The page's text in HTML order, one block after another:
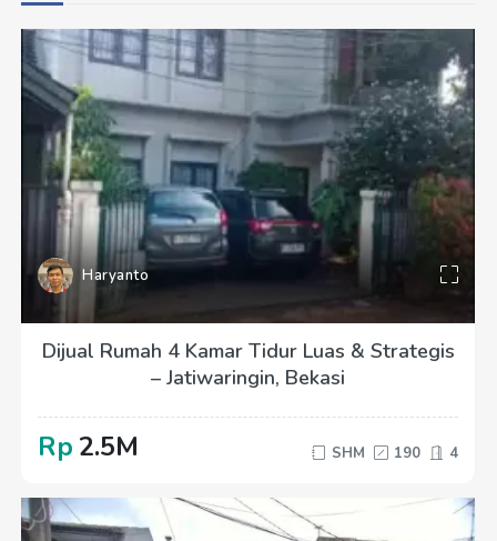
Haryanto
Dijual Rumah 4 Kamar Tidur Luas & Strategis
– Jatiwaringin, Bekasi
Rp 2.5M SHM 190 4